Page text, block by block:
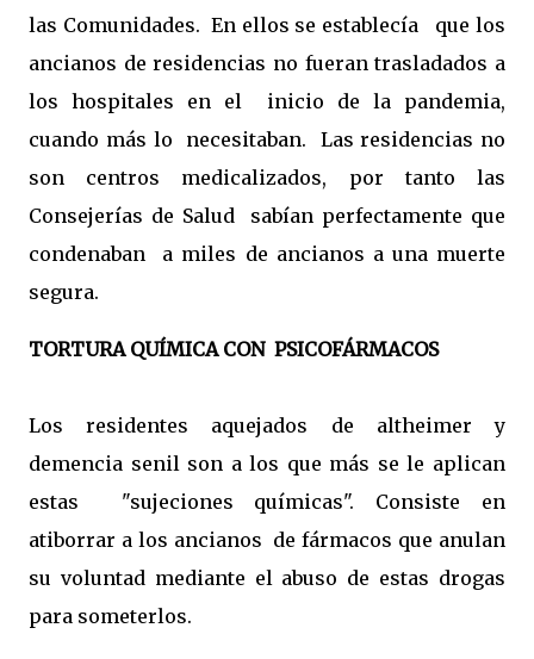
las Comunidades. En ellos se establecía que los
ancianos de residencias no fueran trasladados a
los hospitales en el inicio de la pandemia,
cuando más lo necesitaban. Las residencias no
son centros medicalizados, por tanto las
Consejerías de Salud sabían perfectamente que
condenaban a miles de ancianos a una muerte
segura.
TORTURA QUÍMICA CON PSICOFÁRMACOS
Los residentes aquejados de altheimer y
demencia senil son a los que más se le aplican
estas "sujeciones químicas". Consiste en
atiborrar a los ancianos de fármacos que anulan
su voluntad mediante el abuso de estas drogas
para someterlos.